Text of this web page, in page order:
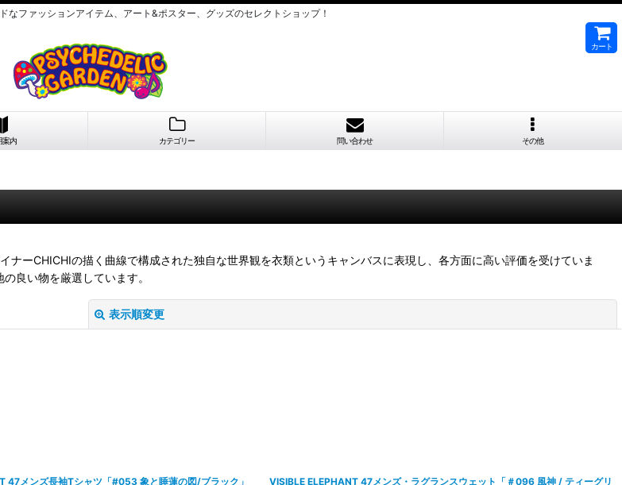
なファッションアイテム、アート&ポスター、グッズのセレクトショップ！
カート
案内 カテゴリー 問い合わせ その他
ナーCHICHIの描く曲線で構成された独自な世界観を衣類というキャンバスに表現し、各方面に高い評価を受けていま
良い物を厳選しています。
表示順変更
絞り込む
47メンズ長袖Tシャツ「#053 象と睡蓮の図/ブラック」
VISIBLE ELEPHANT 47メンズ・ラグランスウェット「＃096 風神 / ティーグリ